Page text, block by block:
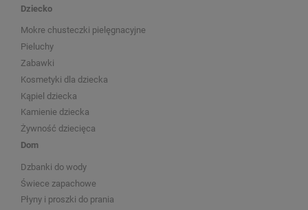
Dziecko
Mokre chusteczki pielęgnacyjne
Pieluchy
Zabawki
Kosmetyki dla dziecka
Kąpiel dziecka
Kamienie dziecka
Żywność dziecięca
Dom
Dzbanki do wody
Świece zapachowe
Płyny i proszki do prania